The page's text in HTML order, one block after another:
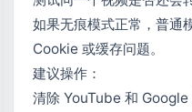
如果无痕模式正常，普通
Cookie 或缓存问题。
建议操作：
清除 YouTube 和 Google